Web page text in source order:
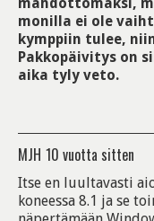
monilla ei ole
kymppiin tulee,
Pakkopäivitys on
aika tyly veto.
MJH 10 vuotta sitten
Itse en luultavasti
koneessa 8.1 ja se